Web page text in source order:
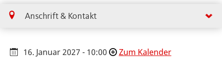
Anschrift & Kontakt
16. Januar 2027 - 10:00
Zum Kalender